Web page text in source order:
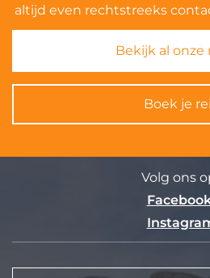
altijd even rechtstreeks
Bekijk al onze
Boek je
Volg ons